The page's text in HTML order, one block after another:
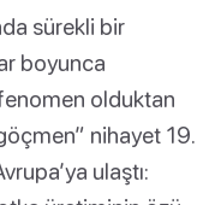
sürekli bir
boyunca
olduktan
nihayet 19.
ulaştı: